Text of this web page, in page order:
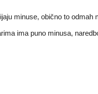
minuse, obično to odmah
ima puno minusa,